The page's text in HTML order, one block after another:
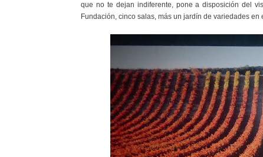
que no te dejan indiferente, pone a disposición del
Fundación, cinco salas, más un jardín de variedades